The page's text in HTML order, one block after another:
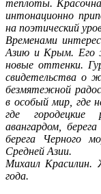
теплоты.
интонационно
на поэтический
Временами
Азию и Крым. Его
новые оттенки.
свидетельства о
безмятежной
в особый мир, где
где городецкие
авангардом,
берега Черного
Средней Азии.
Михаил Красилин.
года.